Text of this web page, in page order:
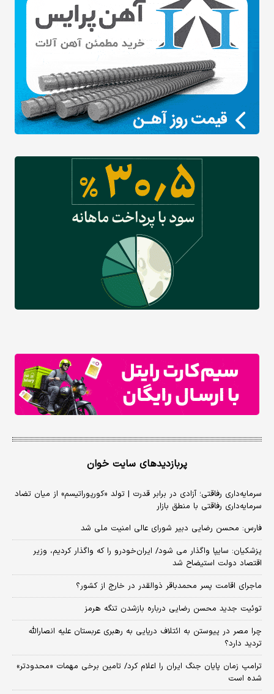
پربازدیدهای سایت خوان
سرمایه‌داری رفاقتی؛ آزادی در برابر قدرت | تولد «کورپوراتیسم» از میان تضاد
سرمایه‌داری رفاقتی با منطق بازار
فارس: محسن رضایی دبیر شورای عالی امنیت ملی شد
پزشکیان: سایپا واگذار می شود/ ایران‌خودرو را که واگذار کردیم، وزیر
اقتصاد دولت استیضاح شد
ماجرای اقامت پسر محمدباقر ذوالقدر در خارج از کشور؟
توئیت جدید محسن رضایی درباره بازشدن تنگه هرمز
چرا مصر در پیوستن به ائتلاف دریایی به رهبری عربستان علیه انصارالله
تردید دارد؟
ترامپ زمان پایان جنگ ایران را اعلام کرد/ تامین برخی مهمات «محدودتر»
شده است